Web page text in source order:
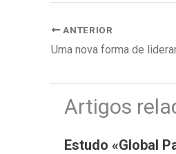
ANTERIOR
Artigos
Estudo «Global